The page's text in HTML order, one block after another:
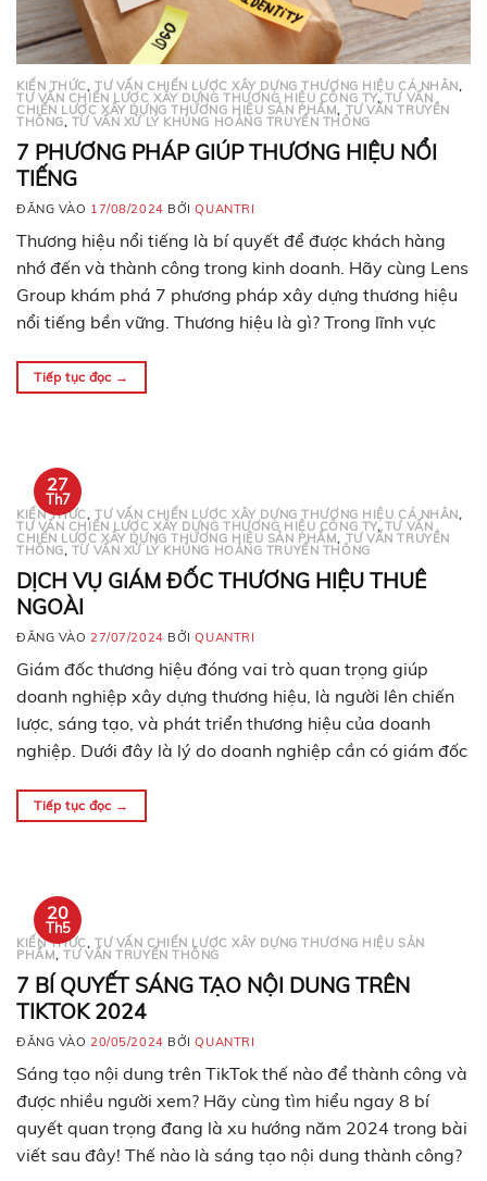
KIẾN THỨC,TƯ VẤN CHIẾN LƯỢC XÂY DỰNG THƯƠNG HIỆU CÁ NHÂN,
TƯ VẤN CHIẾN LƯỢC XÂY DỰNG THƯƠNG HIỆU CÔNG TY,TƯ VẤN
CHIẾN LƯỢC XÂY DỰNG THƯƠNG HIỆU SẢN PHẨM, TƯ VẤN TRUYỀN
THÔNG, TƯ VẤN XỬ LÝ KHỦNG HOẢNG TRUYỀN THÔNG
7 PHƯƠNG PHÁP GIÚP THƯƠNG HIỆU NỔI
TIẾNG
ĐĂNG VÀO 17/08/2024 BỞIQUANTRI
Thương hiệu nổi tiếng là bí quyết để được khách hàng
nhớ đến và thành công trong kinh doanh. Hãy cùng Lens
Group khám phá 7 phương pháp xây dựng thương hiệu
nổi tiếng bền vững. Thương hiệu là gì? Trong lĩnh vực
biểu tượng của…
Tiếp tục đọc →
27
Th7
KIẾN THỨC,TƯ VẤN CHIẾN LƯỢC XÂY DỰNG THƯƠNG HIỆU CÁ NHÂN,
TƯ VẤN CHIẾN LƯỢC XÂY DỰNG THƯƠNG HIỆU CÔNG TY,TƯ VẤN
CHIẾN LƯỢC XÂY DỰNG THƯƠNG HIỆU SẢN PHẨM, TƯ VẤN TRUYỀN
THÔNG, TƯ VẤN XỬ LÝ KHỦNG HOẢNG TRUYỀN THÔNG
DỊCH VỤ GIÁM ĐỐC THƯƠNG HIỆU THUÊ
NGOÀI
ĐĂNG VÀO 27/07/2024 BỞIQUANTRI
Giám đốc thương hiệu đóng vai trò quan trọng giúp
doanh nghiệp xây dựng thương hiệu, là người lên chiến
lược, sáng tạo, và phát triển thương hiệu của doanh
nghiệp. Dưới đây là lý do doanh nghiệp cần có giám đốc
thương hiệu hay…
Tiếp tục đọc →
20
Th5
KIẾN THỨC,TƯ VẤN CHIẾN LƯỢC XÂY DỰNG THƯƠNG HIỆU SẢN
PHẨM,TƯ VẤN TRUYỀN THÔNG
7 BÍ QUYẾT SÁNG TẠO NỘI DUNG TRÊN
TIKTOK 2024
ĐĂNG VÀO 20/05/2024 BỞIQUANTRI
Sáng tạo nội dung trên TikTok thế nào để thành công và
được nhiều người xem? Hãy cùng tìm hiểu ngay 8 bí
quyết quan trọng đang là xu hướng năm 2024 trong bài
viết sau đây! Thế nào là sáng tạo nội dung thành công?